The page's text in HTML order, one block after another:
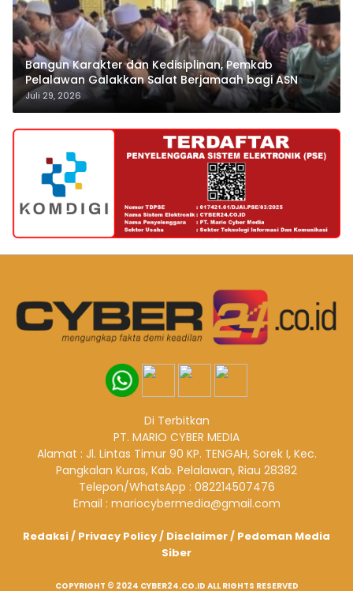
Bangun Karakter dan Kedisiplinan, Pemkab
Pelalawan Galakkan Salat Berjamaah bagi ASN
Juli 29, 2026
Di Terbitkan
PT. MARIO CYBER MEDIA
Alamat : Jl. Lintas Timur 90 KP. TENGAH, Sorek I, Kec.
Pangkalan Kuras, Kab. Pelalawan, Riau 28382
Telepon/WhatsApp : 082214507476
Email : mariocybermedia@gmail.com
Redaksi/ Privacy Policy/ Disclaimer/ Pedoman Media
Siber
COPYRIGHT © 2024 CYBER24.CO.ID ALL RIGHTS RESERVED